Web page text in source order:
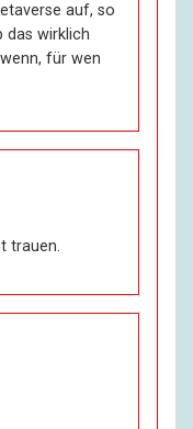
auf, so
das wirklich
für wen
trauen.